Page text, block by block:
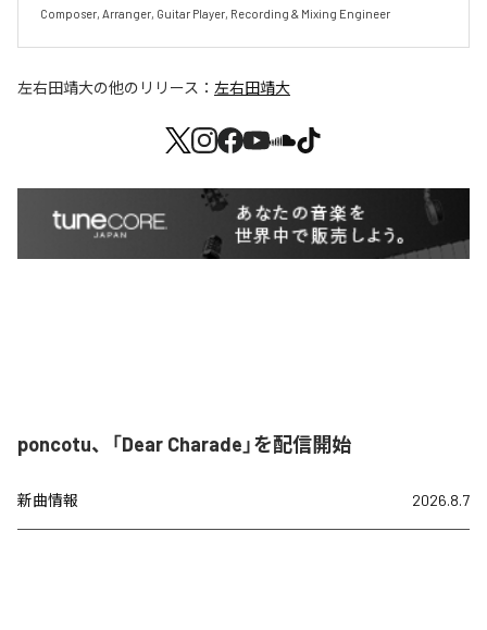
Composer, Arranger, Guitar Player, Recording & Mixing Engineer
左右田靖大の他のリリース： 左右田靖大
poncotu、「Dear Charade」を配信開始
新曲情報 2026.8.7